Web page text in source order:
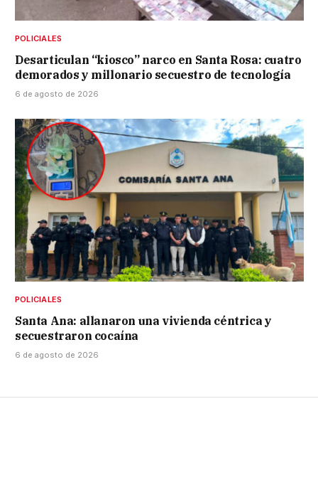
POLICIALES
Desarticulan “kiosco” narco en Santa Rosa: cuatro
demorados y millonario secuestro de tecnología
6 de agosto de 2026
POLICIALES
Santa Ana: allanaron una vivienda céntrica y
secuestraron cocaína
6 de agosto de 2026